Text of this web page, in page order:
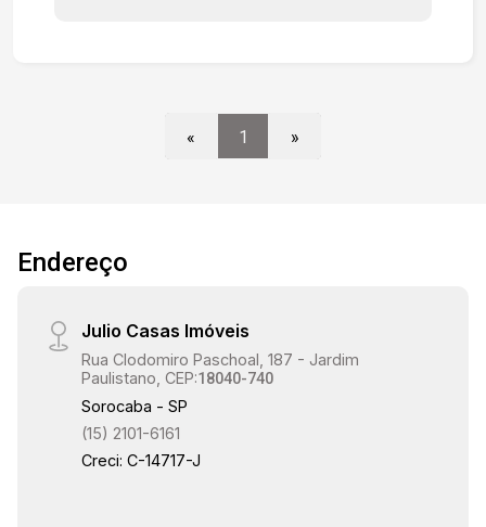
« 1 »
Endereço
Julio Casas Imóveis
Rua Clodomiro Paschoal, 187 - Jardim
Paulistano, CEP:18040-740
Sorocaba - SP
(15) 2101-6161
Creci: C-14717-J